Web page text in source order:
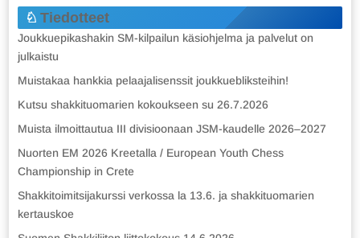
Tiedotteet
Joukkuepikashakin SM-kilpailun käsiohjelma ja palvelut on
julkaistu
Muistakaa hankkia pelaajalisenssit joukkuebliksteihin!
Kutsu shakkituomarien kokoukseen su 26.7.2026
Muista ilmoittautua III divisioonaan JSM-kaudelle 2026–2027
Nuorten EM 2026 Kreetalla / European Youth Chess
Championship in Crete
Shakkitoimitsijakurssi verkossa la 13.6. ja shakkituomarien
kertauskoe